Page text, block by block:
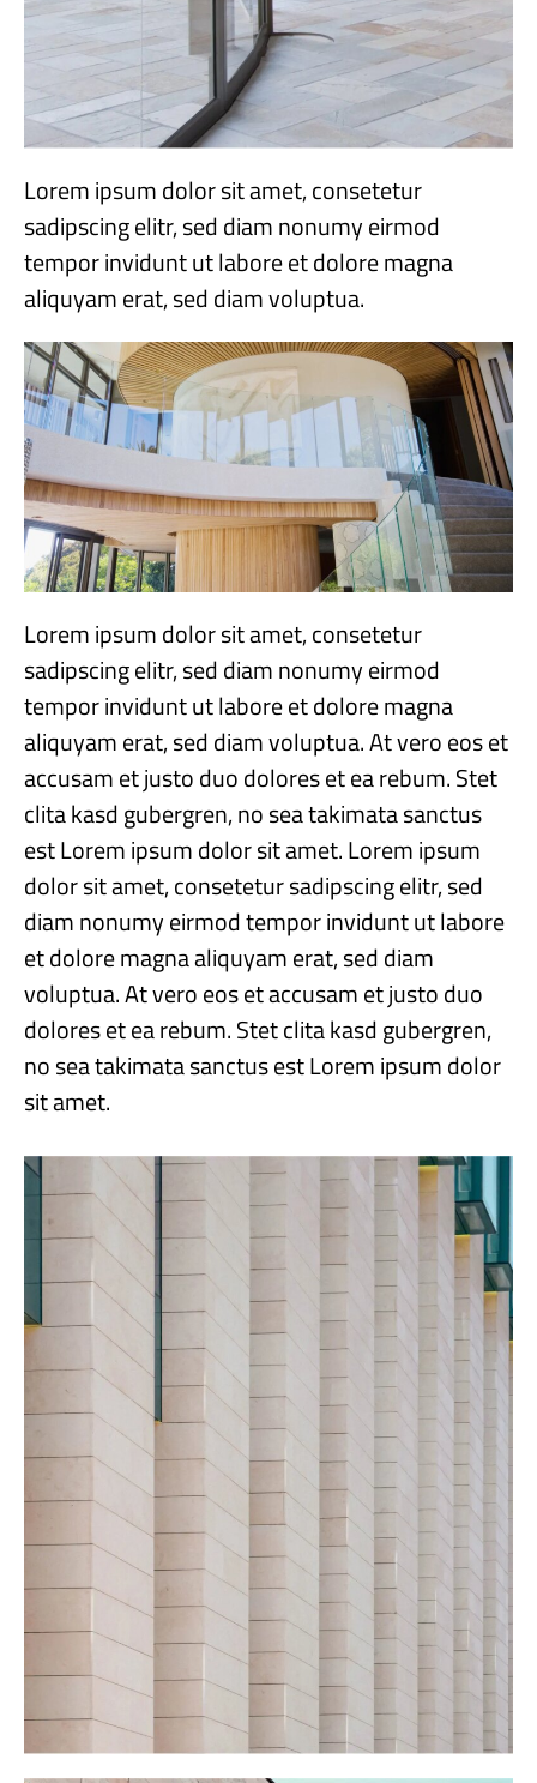
Lorem ipsum dolor sit amet, consetetur
sadipscing elitr, sed diam nonumy eirmod
tempor invidunt ut labore et dolore magna
aliquyam erat, sed diam voluptua.
Lorem ipsum dolor sit amet, consetetur
sadipscing elitr, sed diam nonumy eirmod
tempor invidunt ut labore et dolore magna
aliquyam erat, sed diam voluptua. At vero eos et
accusam et justo duo dolores et ea rebum. Stet
clita kasd gubergren, no sea takimata sanctus
est Lorem ipsum dolor sit amet. Lorem ipsum
dolor sit amet, consetetur sadipscing elitr, sed
diam nonumy eirmod tempor invidunt ut labore
et dolore magna aliquyam erat, sed diam
voluptua. At vero eos et accusam et justo duo
dolores et ea rebum. Stet clita kasd gubergren,
no sea takimata sanctus est Lorem ipsum dolor
sit amet.